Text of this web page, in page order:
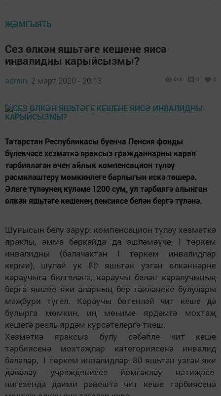
ҖӘМГЫЯТЬ
Сез өлкән яшьтәге кешене яисә
инвалидны карыйсызмы?
admin, 2 март 2020 - 20:13 618 0 0
Татарстан Республикасы буенча Пенсия фонды
бүлекчәсе хезмәткә яраксыз гражданнарны карап
тәрбияләгән өчен айлык компенсацион түләү
рәсмиләштерү мөмкинлеге барлыгын искә төшерә.
Әлеге түләунең күләме 1200 сум, ул тәрбиягә алынган
өлкән яшьтәге кешенең пенсиясе белән бергә түләнә.
Шунысын белу зарур: компенсацион түләу хезмәткә
яраклы, әмма беркайда да эшләмәүче, I төркем
инвалидны (балачактан I төркем инвалидлар
керми), шулай ук 80 яшьтән узган өлкәннәрне
караучыга билгеләнә, караучы белән каралучының
бергә яшәве яки аларның бер гаиләнеке булулары
мәҗбури түгел. Караучы бөтенләй чит кеше дә
булырга мөмкин, иң мөһиме ярдәмгә мохтаҗ
кешегә реаль ярдәм күрсәтелергә тиеш.
Хезмәткә яраксыз булу сәбәпле чит кеше
тәрбиясенә мохтаҗлар категориясенә инвалид
балалар, I төркем инвалидлар, 80 яшьтән узган яки
дәвалау учреждениесе йомгаклау нәтиҗәсе
нигезендә даими рәвештә чит кеше тәрбиясенә